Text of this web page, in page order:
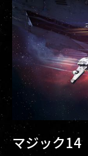
マジック14